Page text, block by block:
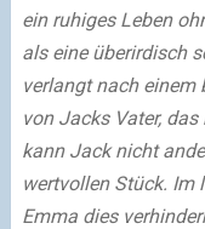
ein ruhiges Leben
als eine überirdisch
verlangt nach einem
von Jacks Vater,
kann Jack nicht
wertvollen Stück. Im
Emma dies